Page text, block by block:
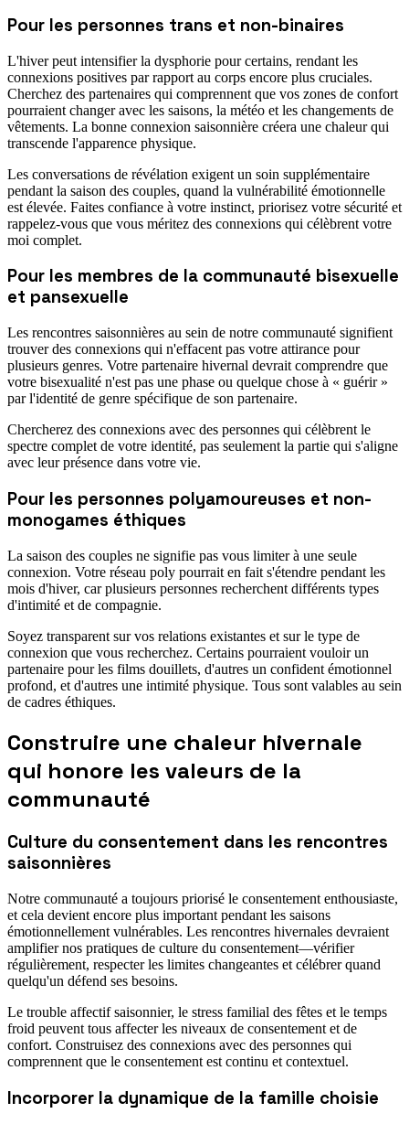
Pour les personnes trans et non-binaires
L'hiver peut intensifier la dysphorie pour certains, rendant les
connexions positives par rapport au corps encore plus cruciales.
Cherchez des partenaires qui comprennent que vos zones de confort
pourraient changer avec les saisons, la météo et les changements de
vêtements. La bonne connexion saisonnière créera une chaleur qui
transcende l'apparence physique.
Les conversations de révélation exigent un soin supplémentaire
pendant la saison des couples, quand la vulnérabilité émotionnelle
est élevée. Faites confiance à votre instinct, priorisez votre sécurité et
rappelez-vous que vous méritez des connexions qui célèbrent votre
moi complet.
Pour les membres de la communauté bisexuelle
et pansexuelle
Les rencontres saisonnières au sein de notre communauté signifient
trouver des connexions qui n'effacent pas votre attirance pour
plusieurs genres. Votre partenaire hivernal devrait comprendre que
votre bisexualité n'est pas une phase ou quelque chose à « guérir »
par l'identité de genre spécifique de son partenaire.
Chercherez des connexions avec des personnes qui célèbrent le
spectre complet de votre identité, pas seulement la partie qui s'aligne
avec leur présence dans votre vie.
Pour les personnes polyamoureuses et non-
monogames éthiques
La saison des couples ne signifie pas vous limiter à une seule
connexion. Votre réseau poly pourrait en fait s'étendre pendant les
mois d'hiver, car plusieurs personnes recherchent différents types
d'intimité et de compagnie.
Soyez transparent sur vos relations existantes et sur le type de
connexion que vous recherchez. Certains pourraient vouloir un
partenaire pour les films douillets, d'autres un confident émotionnel
profond, et d'autres une intimité physique. Tous sont valables au sein
de cadres éthiques.
Construire une chaleur hivernale
qui honore les valeurs de la
communauté
Culture du consentement dans les rencontres
saisonnières
Notre communauté a toujours priorisé le consentement enthousiaste,
et cela devient encore plus important pendant les saisons
émotionnellement vulnérables. Les rencontres hivernales devraient
amplifier nos pratiques de culture du consentement—vérifier
régulièrement, respecter les limites changeantes et célébrer quand
quelqu'un défend ses besoins.
Le trouble affectif saisonnier, le stress familial des fêtes et le temps
froid peuvent tous affecter les niveaux de consentement et de
confort. Construisez des connexions avec des personnes qui
comprennent que le consentement est continu et contextuel.
Incorporer la dynamique de la famille choisie